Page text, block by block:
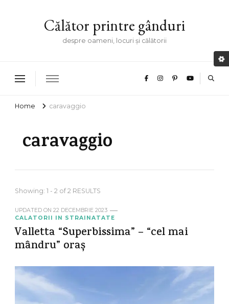
Călător printre gânduri
despre oameni, locuri și călătorii
Home caravaggio
caravaggio
Showing: 1 - 2 of 2 RESULTS
UPDATED ON 22 DECEMBRIE 2023
CALATORII IN STRAINATATE
Valletta “Superbissima” – “cel mai
mândru” oraș